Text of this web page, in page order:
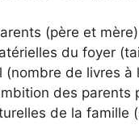
(père et
du foyer
(nombre de livres
des
de la famille